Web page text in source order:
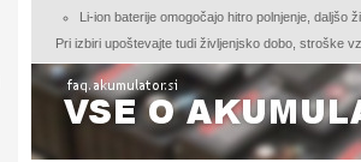
Li-ion baterije omogočajo hitro polnjenje, daljšo
Pri izbiri upoštevajte tudi življenjsko dobo, stroške